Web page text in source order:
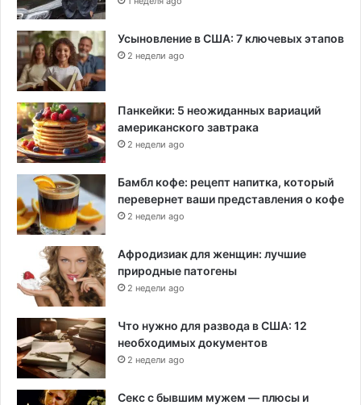
Усыновление в США: 7 ключевых этапов
2 недели ago
Панкейки: 5 неожиданных вариаций
американского завтрака
2 недели ago
Бамбл кофе: рецепт напитка, который
перевернет ваши представления о кофе
2 недели ago
Афродизиак для женщин: лучшие
природные патогены
2 недели ago
Что нужно для развода в США: 12
необходимых документов
2 недели ago
Секс с бывшим мужем — плюсы и